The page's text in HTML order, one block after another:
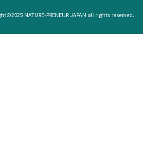
NATURE-PRENEUR JAPAN all rights reserved.